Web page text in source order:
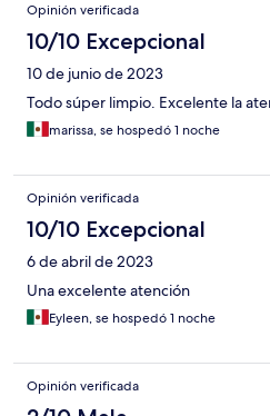
Opinión verificada
10/10 Excepcional
10 de junio de 2023
Todo súper limpio. Excelente la
marissa, se hospedó 1 noche
Opinión verificada
10/10 Excepcional
6 de abril de 2023
Una excelente atención
Eyleen, se hospedó 1 noche
Opinión verificada